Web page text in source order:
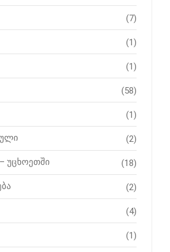
(7)
(1)
(1)
(58)
(1)
(2)
უცხოეთში (18)
(2)
(4)
(1)